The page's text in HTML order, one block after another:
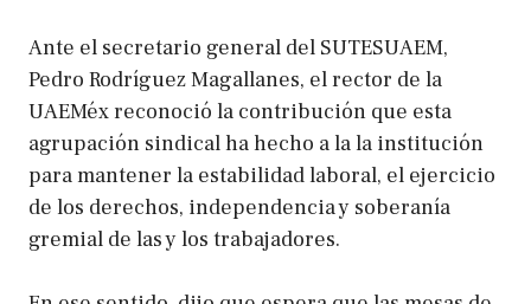
Ante el secretario general del SUTESUAEM,
Pedro Rodríguez Magallanes, el rector de la
UAEMéx reconoció la contribución que esta
agrupación sindical ha hecho a la la institución
para mantener la estabilidad laboral, el ejercicio
de los derechos, independencia y soberanía
gremial de las y los trabajadores.